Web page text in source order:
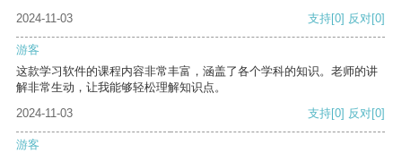
2024-11-03
支持[0] 反对[0]
游客
这款学习软件的课程内容非常丰富，涵盖了各个学科的知识。老师的讲
解非常生动，让我能够轻松理解知识点。
2024-11-03
支持[0] 反对[0]
游客